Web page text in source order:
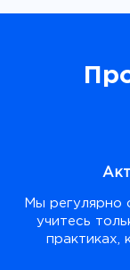
Мы регулярно
учитесь
практиках,